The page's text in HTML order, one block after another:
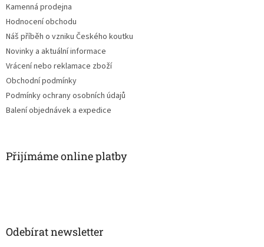
Kamenná prodejna
Hodnocení obchodu
Náš příběh o vzniku Českého koutku
Novinky a aktuální informace
Vrácení nebo reklamace zboží
Obchodní podmínky
Podmínky ochrany osobních údajů
Balení objednávek a expedice
Přijímáme online platby
Odebírat newsletter